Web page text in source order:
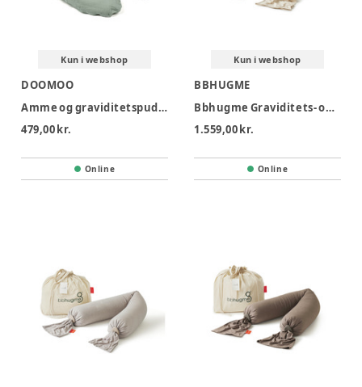
Kun i webshop
DOOMOO
Amme og graviditetspude - Muslin grøn
479,00 kr.
Online
Kun i webshop
BBHUGME
Bbhugme Graviditets- og Ammepude - Soft White
1.559,00 kr.
Online